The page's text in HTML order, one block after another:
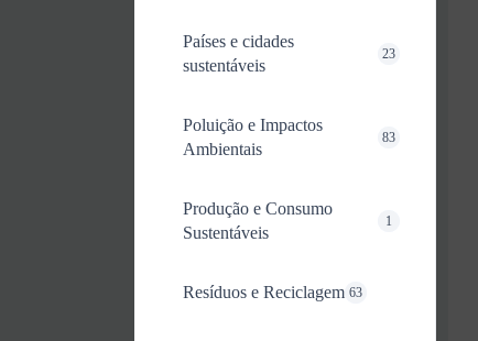
Países e cidades
sustentáveis
23
Poluição e Impactos
Ambientais
83
Produção e Consumo
Sustentáveis
1
Resíduos e Reciclagem 63